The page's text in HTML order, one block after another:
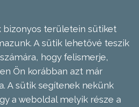
bizonyos területein sütiket
A sütik lehetővé teszik
hogy felismerje,
Ön korábban azt már
A sütik segítenek nekünk
a weboldal melyik része a